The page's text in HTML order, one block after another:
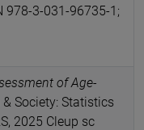
978-3-031-96735-1;
of Age-
Society: Statistics
2025 Cleup sc